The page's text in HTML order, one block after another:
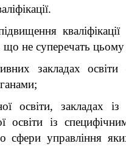
що не суперечать
закладах
освіти, закладах
освіти із
управління